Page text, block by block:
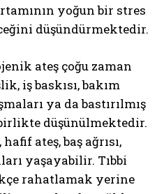
yoğun bir stres
düşündürmektedir.
ateş çoğu zaman
iş baskısı, bakım
ya da bastırılmış
düşünülmektedir.
ateş, baş ağrısı,
yaşayabilir. Tıbbi
rahatlamak yerine